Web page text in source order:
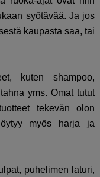
syötävää. Ja jos
kaupasta saa, tai
kuten shampoo,
yms. Omat tutut
tekevän olon
myös harja ja
puhelimen laturi,